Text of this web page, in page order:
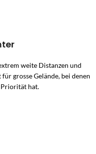
weite Distanzen und
grosse Gelände, bei denen
hat.